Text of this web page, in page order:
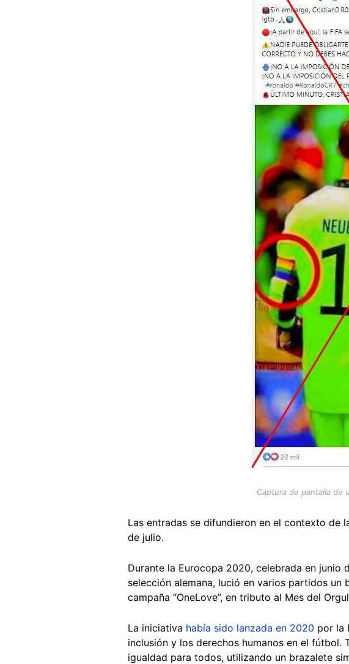
Captura de pantalla de
Las entradas se difundieron en el contexto de
de julio.
Durante la Eurocopa 2020, celebrada en junio
selección alemana, lució en varios partidos
campaña “OneLove”, en tributo al Mes del
La iniciativa había sido lanzada en 2020 por la
inclusión y los derechos humanos en el
igualdad para todos, utilizando un brazalete